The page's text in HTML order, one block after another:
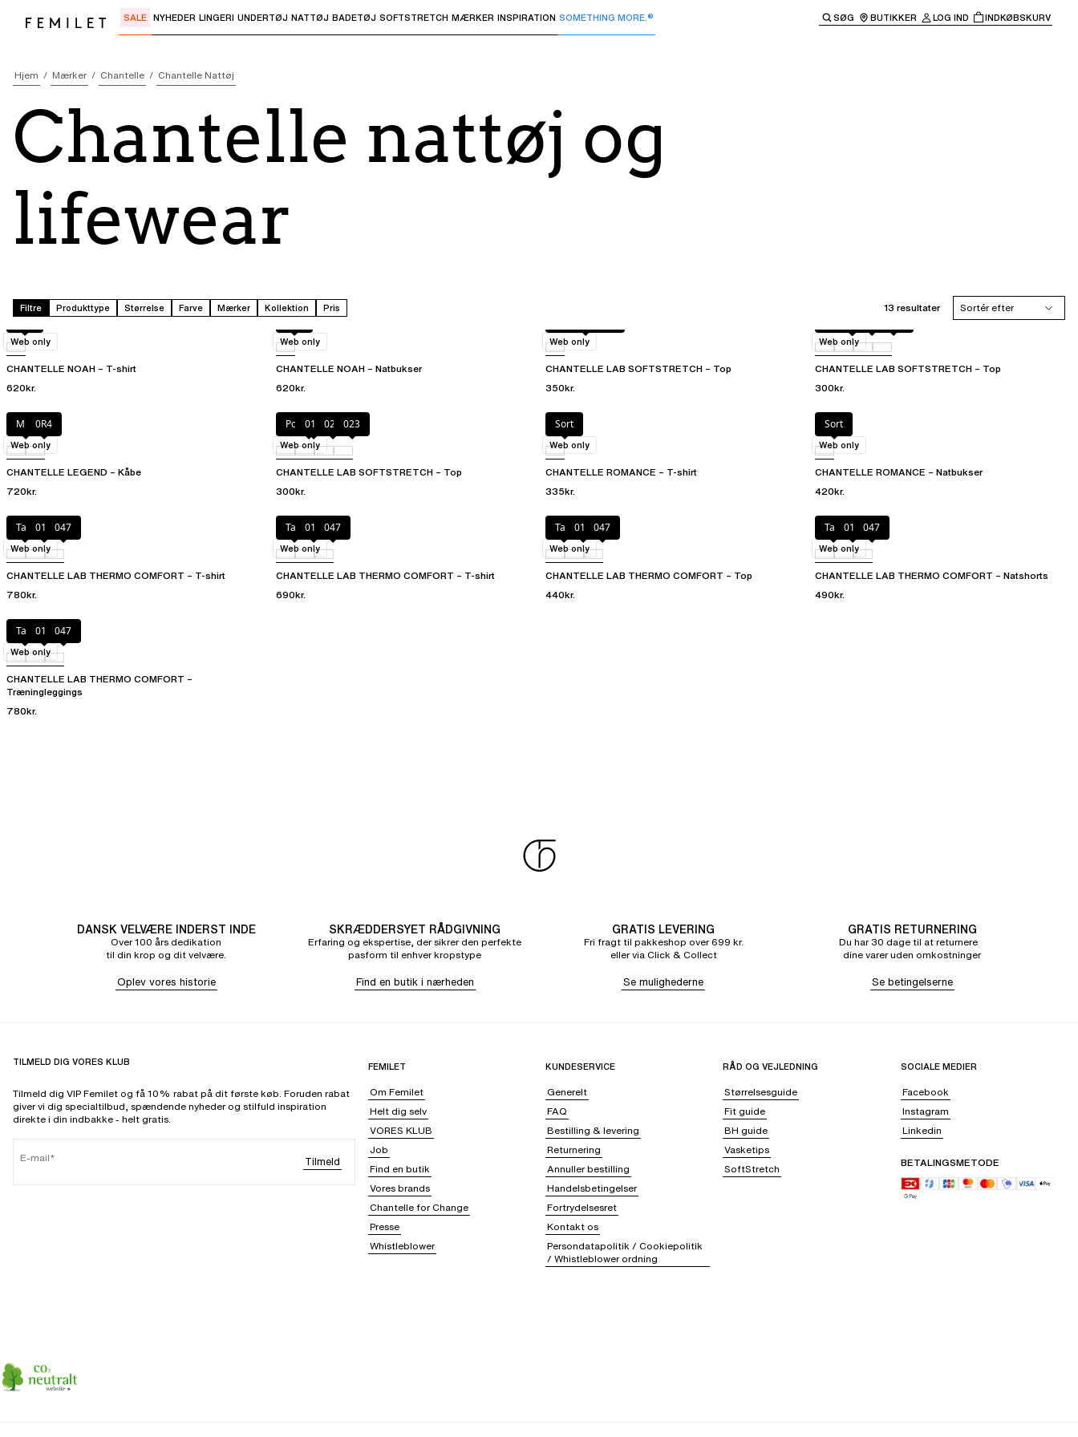
Brug "Pil ned" eller "Enter" til at åbne undermenuer og "Pil op" eller "Escape" for at vende tilbage til hovednavigationen.
SALE NYHEDER LINGERI UNDERTØJ NATTØJ BADETØJ SOFTSTRETCH MÆRKER INSPIRATION SOMETHING MORE.® SØG BUTIKKER LOG IND INDKØBSKURV
Hjem Mærker Chantelle Chantelle Nattøj
Chantelle nattøj og
lifewear
Filtre Produkttype Størrelse Farve Mærker Kollektion Pris 13 resultater
Sortér efter
B30
CHANTELLE NOAH – T-shirt
620kr.
Web only
B30
CHANTELLE NOAH – Natbukser
620kr.
Web only
CHANTELLE LAB SOFTSTRETCH – Top
350kr.
Web only
CHANTELLE LAB SOFTSTRETCH – Top
300kr.
Web only
Milk 0R4
CHANTELLE LEGEND – Kåbe
720kr.
Web only
Poppy Red
011 020 023
CHANTELLE LAB SOFTSTRETCH – Top
300kr.
Web only
Sort
CHANTELLE ROMANCE – T-shirt
335kr.
Web only
Sort
CHANTELLE ROMANCE – Natbukser
420kr.
Web only
Talc 011 047
CHANTELLE LAB THERMO COMFORT – T-shirt
780kr.
Web only
Talc 011 047
CHANTELLE LAB THERMO COMFORT – T-shirt
690kr.
Web only
Talc 011 047
CHANTELLE LAB THERMO COMFORT – Top
440kr.
Web only
Talc 011 047
CHANTELLE LAB THERMO COMFORT – Natshorts
490kr.
Web only
Talc 011 047
CHANTELLE LAB THERMO COMFORT –
Træningleggings
780kr.
Web only
DANSK VELVÆRE INDERST INDE
Over 100 års dedikation
til din krop og dit velvære.
Oplev vores historie
SKRÆDDERSYET RÅDGIVNING
Erfaring og ekspertise, der sikrer den perfekte
pasform til enhver kropstype
Find en butik i nærheden
GRATIS LEVERING
Fri fragt til pakkeshop over 699 kr.
eller via Click & Collect
Se mulighederne
GRATIS RETURNERING
Du har 30 dage til at returnere
dine varer uden omkostninger
Se betingelserne
TILMELD DIG VORES KLUB
Tilmeld dig VIP Femilet og få 10% rabat på dit første køb. Foruden rabat
giver vi dig specialtilbud, spændende nyheder og stilfuld inspiration
direkte i din indbakke - helt gratis.
E-mail Tilmeld
FEMILET
Om Femilet
Helt dig selv
VORES KLUB
Job
Find en butik
Vores brands
Chantelle for Change
Presse
Whistleblower
KUNDESERVICE
Generelt
FAQ
Bestilling & levering
Returnering
Annuller bestilling
Handelsbetingelser
Fortrydelsesret
Kontakt os
Persondatapolitik / Cookiepolitik
/ Whistleblower ordning
RÅD OG VEJLEDNING
Størrelsesguide
Fit guide
BH guide
Vasketips
SoftStretch
SOCIALE MEDIER
Facebook
Instagram
Linkedin
BETALINGSMETODE